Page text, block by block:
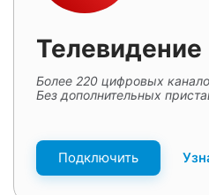
Телевидение
Более 220 цифровых
Без дополнительных
Подключить